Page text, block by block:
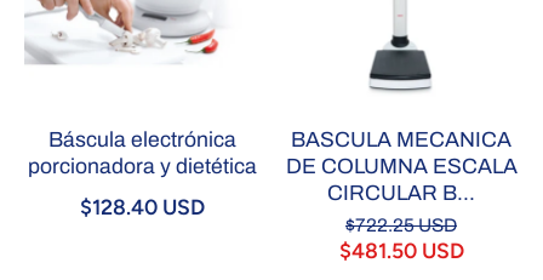
Báscula electrónica
porcionadora y dietética
$128.40 USD
BASCULA MECANICA
DE COLUMNA ESCALA
CIRCULAR B...
$722.25 USD
$481.50 USD